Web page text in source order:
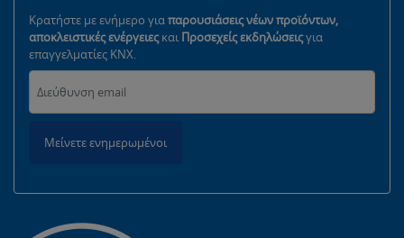
Κρατήστε με ενήμερο γιαπαρουσιάσεις νέων προϊόντων,
αποκλειστικές ενέργειεςκαι Προσεχείς εκδηλώσειςγια
επαγγελματίες KNX.
Μείνετε ενημερωμένοι